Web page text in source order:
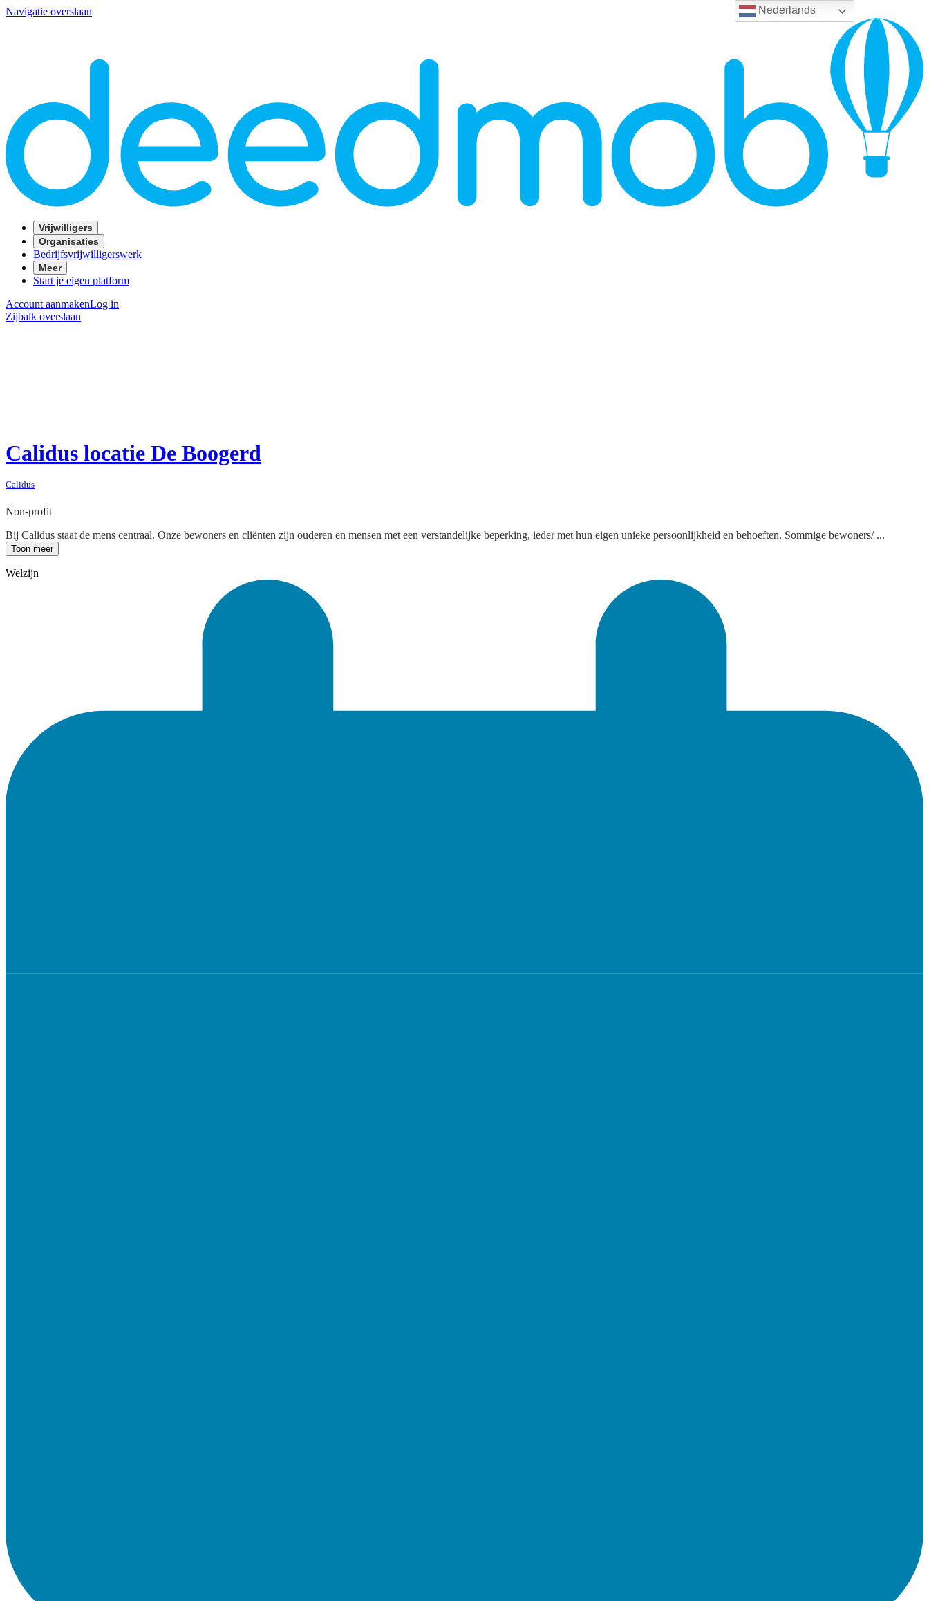
Nederlands
Navigatie overslaan
Vrijwilligers
Organisaties
Bedrijfsvrijwilligerswerk
Meer
Start je eigen platform
Account aanmakenLog in
Zijbalk overslaan
Calidus locatie De Boogerd
Calidus
Non-profit
Bij Calidus staat de mens centraal. Onze bewoners en cliënten zijn ouderen en mensen met een verstandelijke beperking, ieder met hun eigen unieke persoonlijkheid en behoeften. Sommige bewoners/ ...
Toon meer
Welzijn